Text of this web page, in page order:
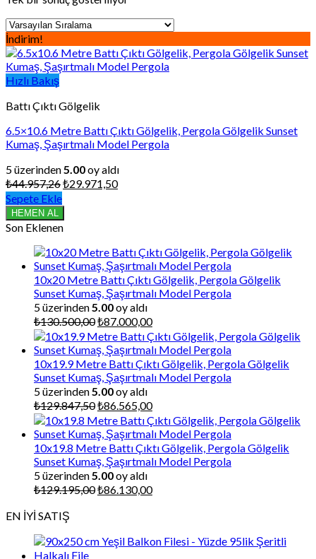
İndirim!
Hızlı Bakış
Battı Çıktı Gölgelik
6.5×10.6 Metre Battı Çıktı Gölgelik, Pergola Gölgelik Sunset
Kumaş, Şaşırtmalı Model Pergola
5 üzerinden5.00oy aldı
₺44.957,26Orijinal
₺44.957,26.
₺29.971,50Şu
Sepete Ekle
HEMEN AL
Son Eklenen
10x20 Metre Battı Çıktı Gölgelik, Pergola Gölgelik
Sunset Kumaş, Şaşırtmalı Model Pergola
5 üzerinden5.00oy aldı
₺130.500,00Orijinal
fiyat:
₺130.500,00.
₺87.000,00Şu
andaki
fiyat:
₺87.000,00.
10x19.9 Metre Battı Çıktı Gölgelik, Pergola Gölgelik
Sunset Kumaş, Şaşırtmalı Model Pergola
5 üzerinden5.00oy aldı
₺129.847,50Orijinal
fiyat:
₺129.847,50.
₺86.565,00Şu
andaki
fiyat:
₺86.565,00.
10x19.8 Metre Battı Çıktı Gölgelik, Pergola Gölgelik
Sunset Kumaş, Şaşırtmalı Model Pergola
5 üzerinden5.00oy aldı
₺129.195,00Orijinal
₺86.130,00Şu
EN İYİ SATIŞ